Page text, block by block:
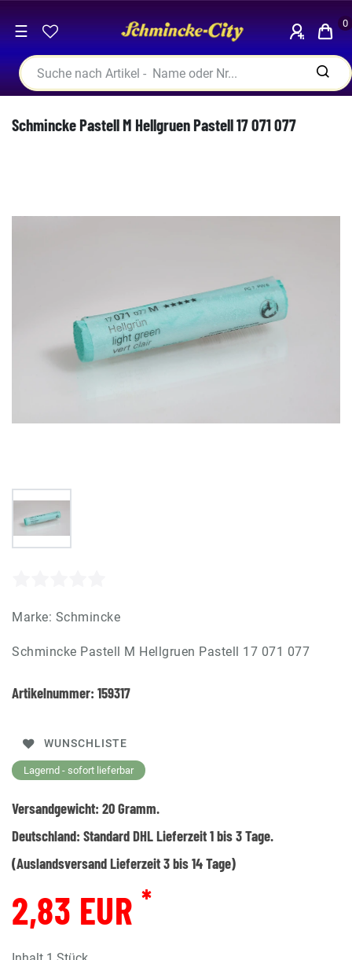
☰ 0
Schmincke Pastell M Hellgruen Pastell 17 071 077
Marke: Schmincke
Schmincke Pastell M Hellgruen Pastell 17 071 077
Artikelnummer: 159317
WUNSCHLISTE
Lagernd - sofort lieferbar
Versandgewicht: 20Gramm.
Deutschland: Standard DHL Lieferzeit 1 bis 3 Tage.
(Auslandsversand Lieferzeit 3 bis 14 Tage)
2,83 EUR *